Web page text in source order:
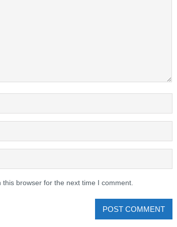
browser for the next time I comment.